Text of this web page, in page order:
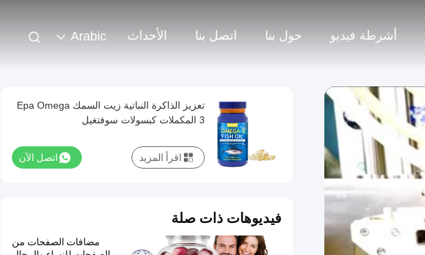
أشرطة فيديو حول بنا اتصل بنا الأحداث Arabic
تعزيز الذاكرة النباتية زيت السمك Epa Omega
3 المكملات كبسولات سوفتغيل
اتصل الآن اقرأ المزيد
فيديوهات ذات صلة
مضافات الصفحات من